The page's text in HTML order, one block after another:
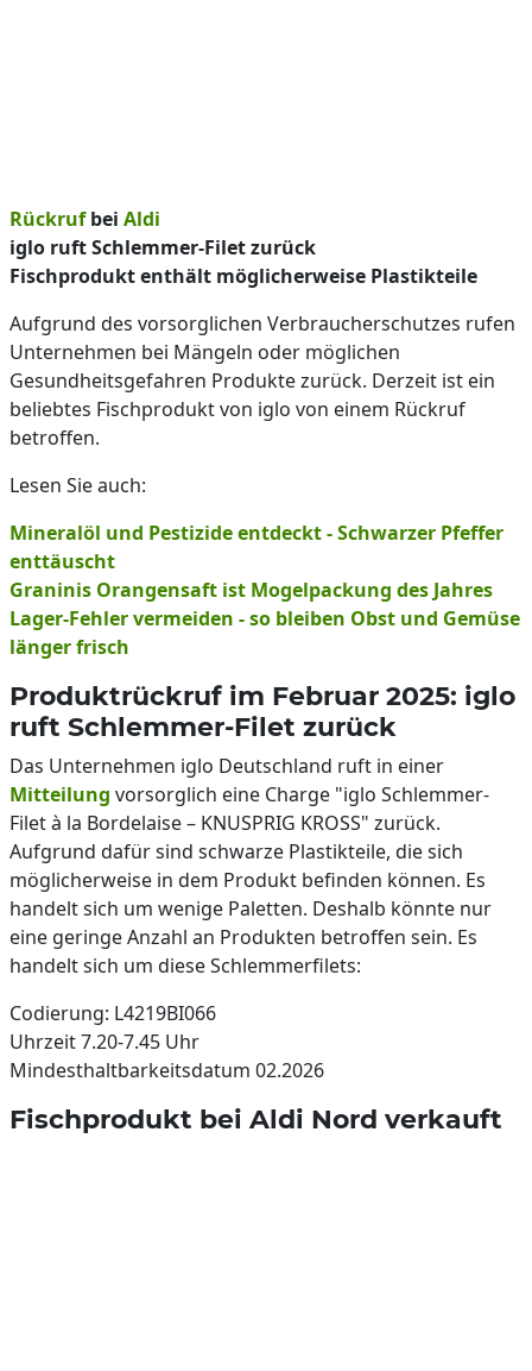
Rückrufbei Aldi
iglo ruft Schlemmer-Filet zurück
Fischprodukt enthält möglicherweise Plastikteile
Aufgrund des vorsorglichen Verbraucherschutzes rufen
Unternehmen bei Mängeln oder möglichen
Gesundheitsgefahren Produkte zurück. Derzeit ist ein
beliebtes Fischprodukt von iglo von einem Rückruf
betroffen.
Lesen Sie auch:
Mineralöl und Pestizide entdeckt - Schwarzer Pfeffer
enttäuscht
Graninis Orangensaft ist Mogelpackung des Jahres
Lager-Fehler vermeiden - so bleiben Obst und Gemüse
länger frisch
Produktrückruf im Februar 2025: iglo
ruft Schlemmer-Filet zurück
Das Unternehmen iglo Deutschland ruft in einer
Mitteilung vorsorglich eine Charge "iglo Schlemmer-
Filet à la Bordelaise – KNUSPRIG KROSS" zurück.
Aufgrund dafür sind schwarze Plastikteile, die sich
möglicherweise in dem Produkt befinden können. Es
handelt sich um wenige Paletten. Deshalb könnte nur
eine geringe Anzahl an Produkten betroffen sein. Es
handelt sich um diese Schlemmerfilets:
Codierung: L4219BI066
Uhrzeit 7.20-7.45 Uhr
Mindesthaltbarkeitsdatum 02.2026
Fischprodukt bei Aldi Nord verkauft